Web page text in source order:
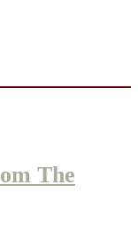
The